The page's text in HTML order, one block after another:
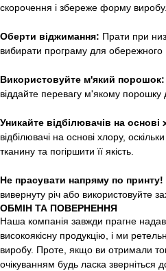
скорочення і збереже форму виробу.
Оберти віджимання: Прати при
вибирати програму для обережного
Використовуйте м'який порошок:
віддайте перевагу м'якому
Уникайте відбілювачів на основі
відбілювачі на основі хлору,
тканину та погіршити її якість.
Не прасувати напряму по принту!
вивернуту річ або використовуйте
ОБМІН ТА ПОВЕРНЕННЯ
Наша компанія завжди прагне
високоякісну продукцію, і ми
виробу. Проте, якщо ви отримали
очікуванням будь ласка